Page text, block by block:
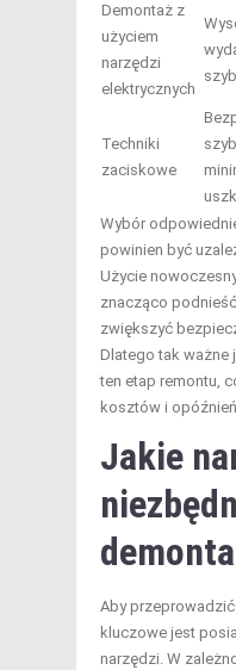
Demontaż z
użyciem
narzędzi
elektrycznych
Techniki
zaciskowe
Wybór
powinien być
Użycie
znacząco
zwiększyć
Dlatego tak ważne
ten etap remontu,
kosztów i
Jakie
Aby
kluczowe jest
narzędzi. W